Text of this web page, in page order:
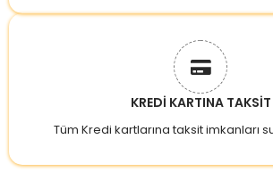
KREDİ KARTINA TAKSİT
Tüm Kredi kartlarına taksit imkanları